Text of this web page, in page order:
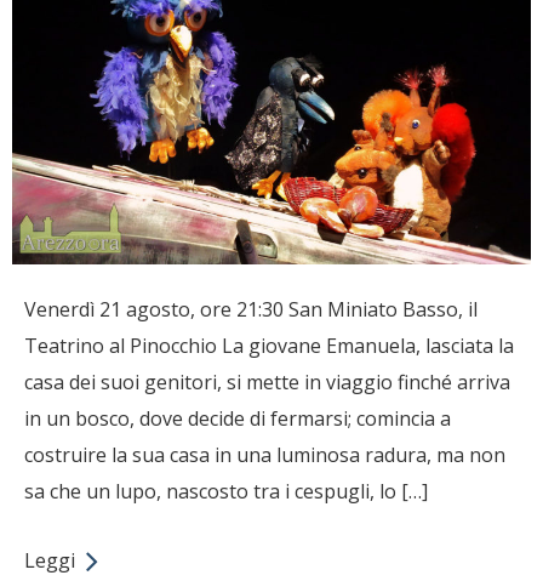
Venerdì 21 agosto, ore 21:30 San Miniato Basso, il
Teatrino al Pinocchio La giovane Emanuela, lasciata la
casa dei suoi genitori, si mette in viaggio finché arriva
in un bosco, dove decide di fermarsi; comincia a
costruire la sua casa in una luminosa radura, ma non
sa che un lupo, nascosto tra i cespugli, lo […]
Leggi